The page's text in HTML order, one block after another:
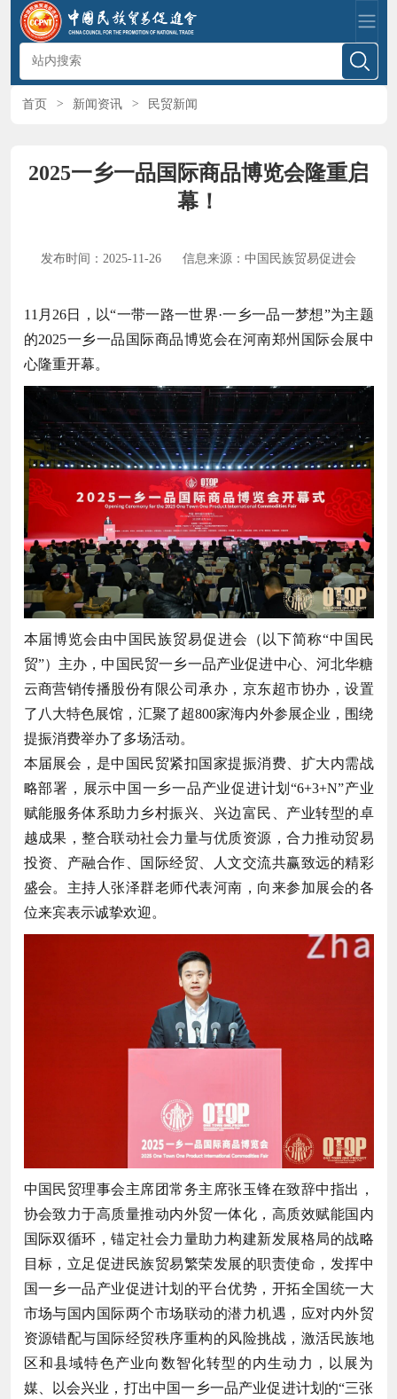
首页 > 新闻资讯 > 民贸新闻
2025一乡一品国际商品博览会隆重启
幕！
发布时间：2025-11-26 信息来源：中国民族贸易促进会
11月26日，以“一带一路一世界·一乡一品一梦想”为主题
的2025一乡一品国际商品博览会在河南郑州国际会展中
心隆重开幕。
本届博览会由中国民族贸易促进会（以下简称“中国民
贸”）主办，中国民贸一乡一品产业促进中心、河北华糖
云商营销传播股份有限公司承办，京东超市协办，设置
了八大特色展馆，汇聚了超800家海内外参展企业，围绕
提振消费举办了多场活动。
本届展会，是中国民贸紧扣国家提振消费、扩大内需战
略部署，展示中国一乡一品产业促进计划“6+3+N”产业
赋能服务体系助力乡村振兴、兴边富民、产业转型的卓
越成果，整合联动社会力量与优质资源，合力推动贸易
投资、产融合作、国际经贸、人文交流共赢致远的精彩
盛会。主持人张泽群老师代表河南，向来参加展会的各
位来宾表示诚挚欢迎。
中国民贸理事会主席团常务主席张玉锋在致辞中指出，
协会致力于高质量推动内外贸一体化，高质效赋能国内
国际双循环，锚定社会力量助力构建新发展格局的战略
目标，立足促进民族贸易繁荣发展的职责使命，发挥中
国一乡一品产业促进计划的平台优势，开拓全国统一大
市场与国内国际两个市场联动的潜力机遇，应对内外贸
资源错配与国际经贸秩序重构的风险挑战，激活民族地
区和县域特色产业向数智化转型的内生动力，以展为
媒、以会兴业，打出中国一乡一品产业促进计划的“三张